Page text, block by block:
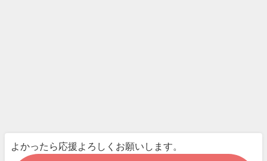
よかったら応援よろしくお願いします。